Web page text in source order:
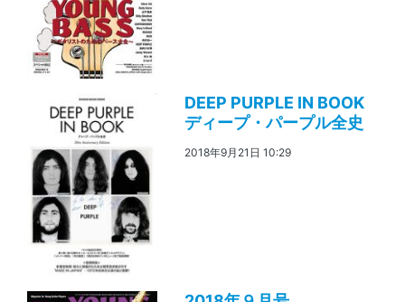
DEEP PURPLE IN BOOK
ディープ・パープル全史
2018年9月21日 10:29